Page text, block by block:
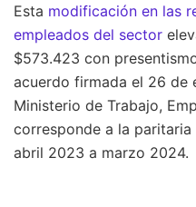
Esta modificación en las
empleados del sector
$573.423 con
acuerdo firmada el 26 de
Ministerio de Trabajo,
corresponde a la
abril 2023 a marzo 2024.